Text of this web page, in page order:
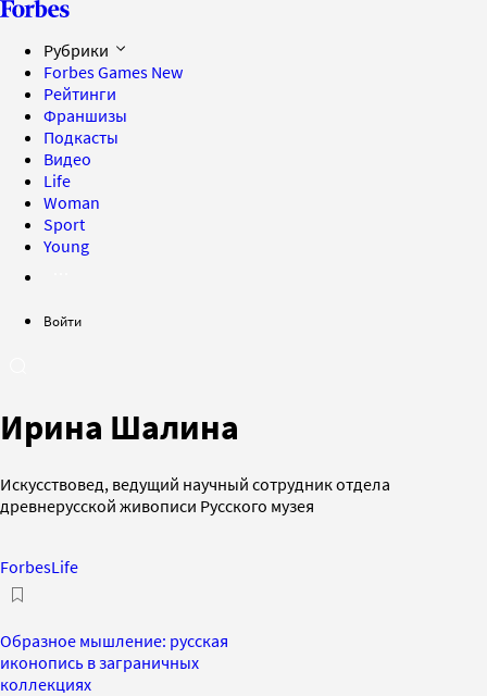
Рубрики
Forbes Games New
Рейтинги
Франшизы
Подкасты
Видео
Life
Woman
Sport
Young
Войти
Ирина Шалина
Искусствовед, ведущий научный сотрудник отдела
древнерусской живописи Русского музея
ForbesLife
Образное мышление: русская
иконопись в заграничных
коллекциях